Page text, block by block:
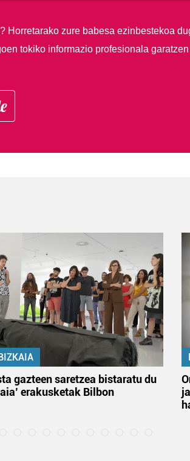
Horretarako zure babesa ezinbestekoa
tokiko informazio profesionala garatzen
gazteen saretzea bistaratu du
erakusketak Bilbon